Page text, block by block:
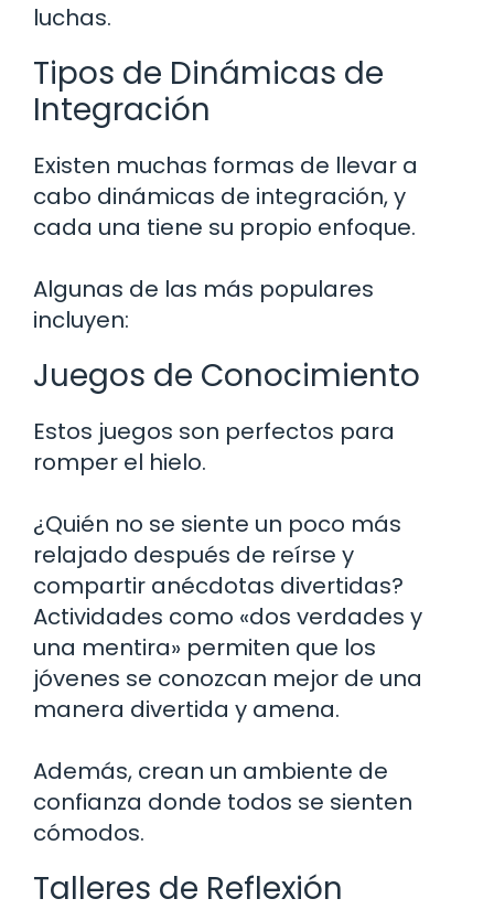
luchas.
Tipos de Dinámicas de
Integración
Existen muchas formas de llevar a
cabo dinámicas de integración, y
cada una tiene su propio enfoque.
Algunas de las más populares
incluyen:
Juegos de Conocimiento
Estos juegos son perfectos para
romper el hielo.
¿Quién no se siente un poco más
relajado después de reírse y
compartir anécdotas divertidas?
Actividades como «dos verdades y
una mentira» permiten que los
jóvenes se conozcan mejor de una
manera divertida y amena.
Además, crean un ambiente de
confianza donde todos se sienten
cómodos.
Talleres de Reflexión